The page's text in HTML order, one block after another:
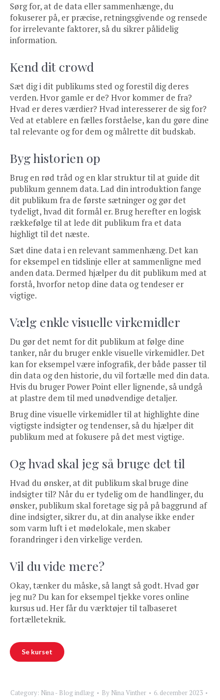
Sørg for, at de data eller sammenhænge, du
fokuserer på, er præcise, retningsgivende og rensede
for irrelevante faktorer, så du sikrer pålidelig
information.
Kend dit crowd
Sæt dig i dit publikums sted og forestil dig deres
verden. Hvor gamle er de? Hvor kommer de fra?
Hvad er deres værdier? Hvad interesserer de sig for?
Ved at etablere en fælles forståelse, kan du gøre dine
tal relevante og for dem og målrette dit budskab.
Byg historien op
Brug en rød tråd og en klar struktur til at guide dit
publikum gennem data. Lad din introduktion fange
dit publikum fra de første sætninger og gør det
tydeligt, hvad dit formål er. Brug herefter en logisk
rækkefølge til at lede dit publikum fra et data
highligt til det næste.
Sæt dine data i en relevant sammenhæng. Det kan
for eksempel en tidslinje eller at sammenligne med
anden data. Dermed hjælper du dit publikum med at
forstå, hvorfor netop dine data og tendeser er
vigtige.
Vælg enkle visuelle virkemidler
Du gør det nemt for dit publikum at følge dine
tanker, når du bruger enkle visuelle virkemidler. Det
kan for eksempel være infografik, der både passer til
din data og den historie, du vil fortælle med din data.
Hvis du bruger Power Point eller lignende, så undgå
at plastre dem til med unødvendige detaljer.
Brug dine visuelle virkemidler til at highlighte dine
vigtigste indsigter og tendenser, så du hjælper dit
publikum med at fokusere på det mest vigtige.
Og hvad skal jeg så bruge det til
Hvad du ønsker, at dit publikum skal bruge dine
indsigter til? Når du er tydelig om de handlinger, du
ønsker, publikum skal foretage sig på på baggrund af
dine indsigter, sikrer du, at din analyse ikke ender
som varm luft i et mødelokale, men skaber
forandringer i den virkelige verden.
Vil du vide mere?
Okay, tænker du måske, så langt så godt. Hvad gør
jeg nu? Du kan for eksempel tjekke vores online
kursus ud. Her får du værktøjer til talbaseret
fortælleteknik.
Se kurset
Category: Nina - Blog indlæg By Nina Vinther 6. december 2023